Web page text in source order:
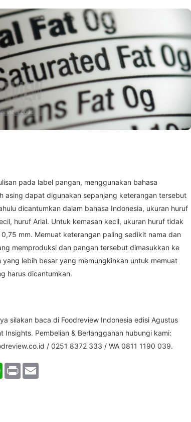
pada label pangan, menggunakan bahasa
asing dapat digunakan sepanjang keterangan tersebut
dicantumkan dalam bahasa Indonesia, ukuran huruf
huruf Arial. Untuk kemasan kecil, ukuran huruf tidak
mm. Memuat keterangan paling sedikit nama dan
memproduksi dan pangan tersebut dimasukkan ke
yang lebih besar yang memungkinkan untuk memuat
harus dicantumkan.
silakan baca di Foodreview Indonesia edisi Agustus
Insights. Pembelian & Berlangganan hubungi kami:
/ 0251 8372 333 / WA 0811 1190 039.
WhatsApp
Print Email